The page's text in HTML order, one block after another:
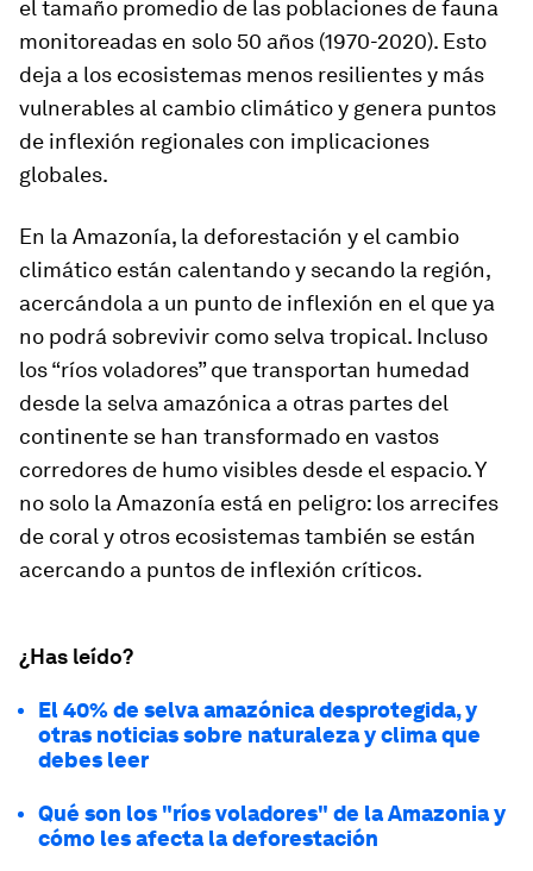
el tamaño promedio de las poblaciones de fauna
monitoreadas en solo 50 años (1970-2020). Esto
deja a los ecosistemas menos resilientes y más
vulnerables al cambio climático y genera puntos
de inflexión regionales con implicaciones
globales.
En la Amazonía, la deforestación y el cambio
climático están calentando y secando la región,
acercándola a un punto de inflexión en el que ya
no podrá sobrevivir como selva tropical. Incluso
los “ríos voladores” que transportan humedad
desde la selva amazónica a otras partes del
continente se han transformado en vastos
corredores de humo visibles desde el espacio. Y
no solo la Amazonía está en peligro: los arrecifes
de coral y otros ecosistemas también se están
acercando a puntos de inflexión críticos.
¿Has leído?
El 40% de selva amazónica desprotegida, y
otras noticias sobre naturaleza y clima que
debes leer
Qué son los "ríos voladores" de la Amazonia y
cómo les afecta la deforestación